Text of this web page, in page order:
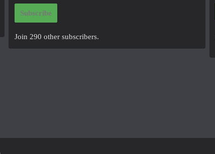
i
Subscribe
Join 290 other subscribers.